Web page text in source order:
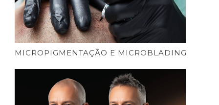
MICROPIGMENTAÇÃO E MICROBLADING